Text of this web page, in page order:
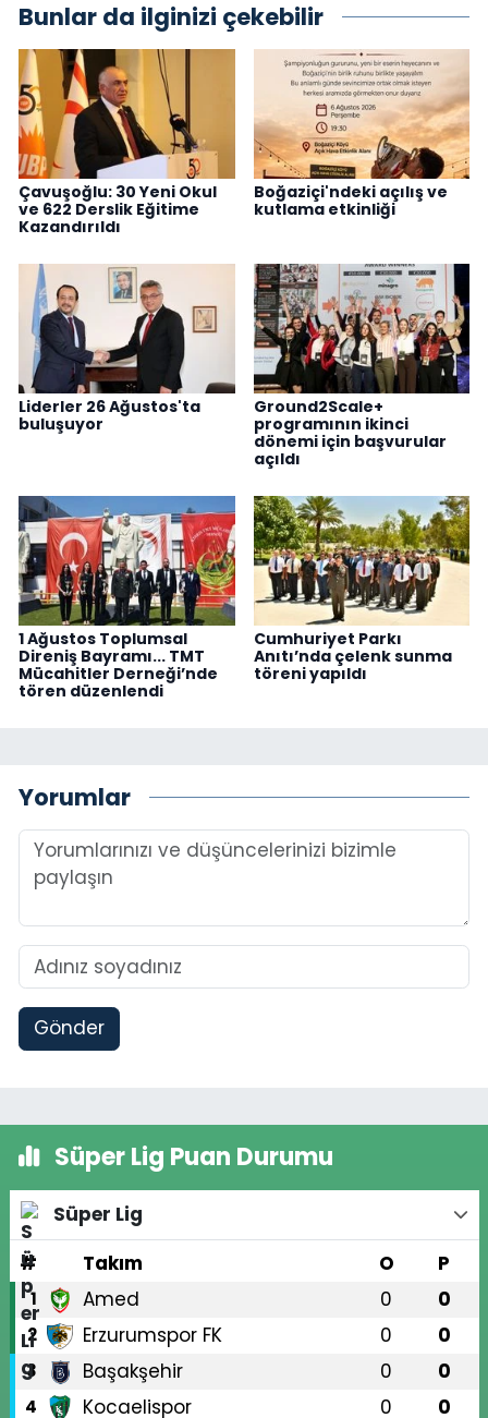
Bunlar da ilginizi çekebilir
Çavuşoğlu: 30 Yeni Okul
ve 622 Derslik Eğitime
Kazandırıldı
Boğaziçi'ndeki açılış ve
kutlama etkinliği
Liderler 26 Ağustos'ta
buluşuyor
Ground2Scale+
programının ikinci
dönemi için başvurular
açıldı
1 Ağustos Toplumsal
Direniş Bayramı... TMT
Mücahitler Derneği’nde
tören düzenlendi
Cumhuriyet Parkı
Anıtı’nda çelenk sunma
töreni yapıldı
Yorumlar
Gönder
Süper Lig Puan Durumu
Süper Lig
#
Takım O P
1 Amed 0 0
2 Erzurumspor FK 0 0
3 Başakşehir 0 0
4 Kocaelispor 0 0